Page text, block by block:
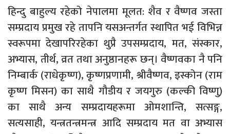
हिन्दु बाहुल्य रहेको नेपालमा मूलत: शैव र वैष्णव जस्ता
सम्प्रदाय प्रमुख रहे तापनि यसअन्तर्गत स्थापित भई विभिन्न
स्वरूपमा देखापरिरहेका थुप्रै उपसम्प्रदाय, मत, संस्कार,
अभ्यास, तीर्थ, व्रत तथा अनुष्ठानहरू छन्। वैष्णवका नै पनि
निम्बार्क (राधेकृष्ण), कृष्णप्रणामी, श्रीवैष्णव, इस्कोन (राम
कृष्ण मिसन) का साथै गौडीय र जयगुरु (कल्की विष्णु)
का साथै अन्य सम्प्रदायहरूमा ओमशान्ति, सत्सङ्ग,
सत्यसाही, यन्त्रतन्त्रमन्त्र आदि सम्प्रदाय मत वा अभ्यास